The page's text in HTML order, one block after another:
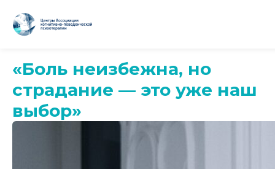
«Боль неизбежна, но
страдание — это уже наш
выбор»